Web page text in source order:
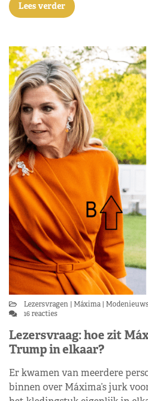
Lees verder
Lezersvragen Máxima Modenieuws
16 reacties
Lezersvraag: hoe zit
Trump in elkaar?
Er kwamen van meerdere
binnen over Máxima’s jurk